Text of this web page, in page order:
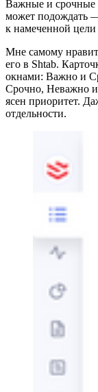
Важные и срочные
может подождать
к намеченной
Мне самому
его в Shtab.
окнами: Важно и
Срочно, Неважно и
ясен приоритет.
отдельности.